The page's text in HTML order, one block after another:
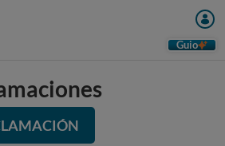
Guio